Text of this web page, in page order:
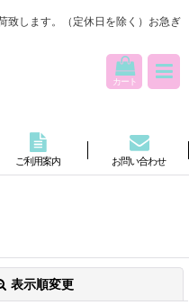
致します。（定休日を除く）お急ぎ
カート
ご利用案内 お問い合わせ
表示順変更